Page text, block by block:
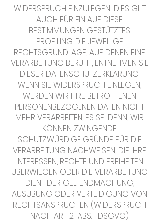
WIDERSPRUCH EINZULEGEN; DIES GILT
AUCH FÜR EIN AUF DIESE
BESTIMMUNGEN GESTÜTZTES
PROFILING. DIE JEWEILIGE
RECHTSGRUNDLAGE, AUF DENEN EINE
VERARBEITUNG BERUHT, ENTNEHMEN SIE
DIESER DATENSCHUTZERKLÄRUNG.
WENN SIE WIDERSPRUCH EINLEGEN,
WERDEN WIR IHRE BETROFFENEN
PERSONENBEZOGENEN DATEN NICHT
MEHR VERARBEITEN, ES SEI DENN, WIR
KÖNNEN ZWINGENDE
SCHUTZWÜRDIGE GRÜNDE FÜR DIE
VERARBEITUNG NACHWEISEN, DIE IHRE
INTERESSEN, RECHTE UND FREIHEITEN
ÜBERWIEGEN ODER DIE VERARBEITUNG
DIENT DER GELTENDMACHUNG,
AUSÜBUNG ODER VERTEIDIGUNG VON
RECHTSANSPRÜCHEN (WIDERSPRUCH
NACH ART. 21 ABS. 1 DSGVO).